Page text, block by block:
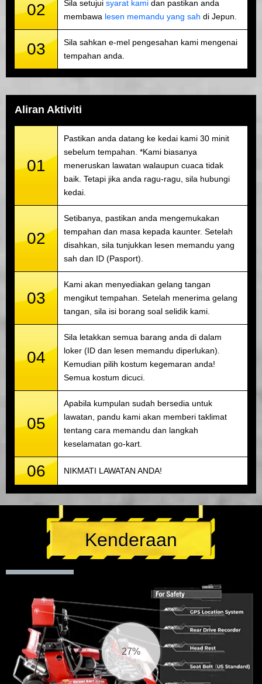
02 Sila setujui syarat kami dan pastikan anda
membawa lesen memandu yang sah di Jepun.
03
Sila sahkan e-mel pengesahan kami mengenai
tempahan anda.
Aliran Aktiviti
01
Pastikan anda datang ke kedai kami 30 minit
sebelum tempahan. *Kami biasanya
meneruskan lawatan walaupun cuaca tidak
baik. Tetapi jika anda ragu-ragu, sila hubungi
kedai.
02
Setibanya, pastikan anda mengemukakan
tempahan dan masa kepada kaunter. Setelah
disahkan, sila tunjukkan lesen memandu yang
sah dan ID (Pasport).
03
Kami akan menyediakan gelang tangan
mengikut tempahan. Setelah menerima gelang
tangan, sila isi borang soal selidik kami.
04
Sila letakkan semua barang anda di dalam
loker (ID dan lesen memandu diperlukan).
Kemudian pilih kostum kegemaran anda!
Semua kostum dicuci.
05
Apabila kumpulan sudah bersedia untuk
lawatan, pandu kami akan memberi taklimat
tentang cara memandu dan langkah
keselamatan go-kart.
06 NIKMATI LAWATAN ANDA!
Kenderaan
27%